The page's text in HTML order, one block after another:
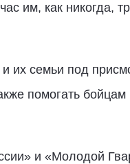
им, как никогда,
их семьи под
помогать
и «Молодой